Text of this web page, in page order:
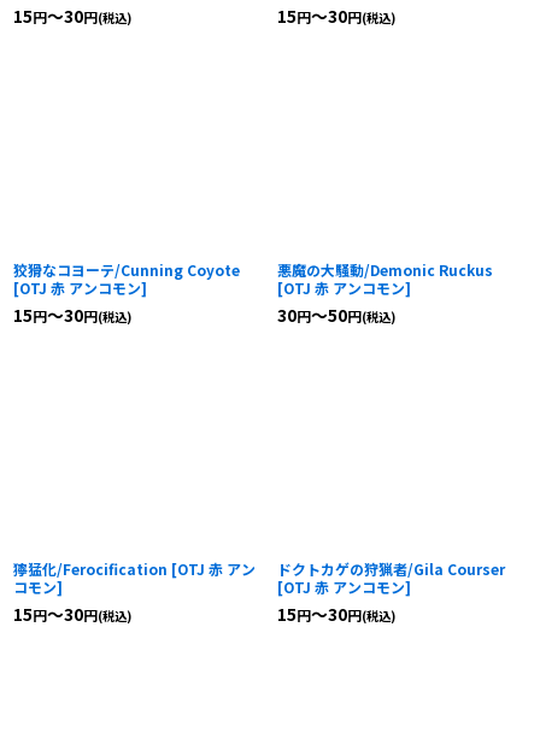
15円～30円(税込) 15円～30円(税込)
狡猾なコヨーテ/Cunning Coyote
[OTJ 赤 アンコモン]
15円～30円(税込)
悪魔の大騒動/Demonic Ruckus
[OTJ 赤 アンコモン]
30円～50円(税込)
獰猛化/Ferocification [OTJ 赤 アン
コモン]
15円～30円(税込)
ドクトカゲの狩猟者/Gila Courser
[OTJ 赤 アンコモン]
15円～30円(税込)